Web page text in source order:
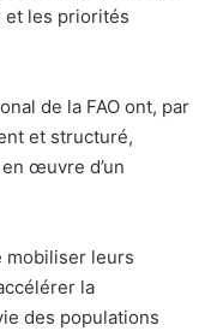
et les priorités
de la FAO ont, par
et structuré,
œuvre d’un
mobiliser leurs
la
des populations